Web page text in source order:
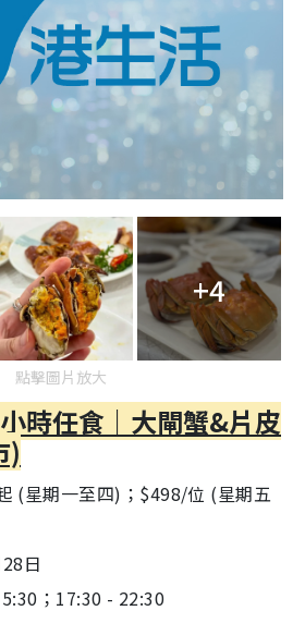
+4
點擊圖片放大
小時任食｜大閘蟹&片皮
)
(星期一至四)；$498/位 (星期五
日
；17:30 - 22:30